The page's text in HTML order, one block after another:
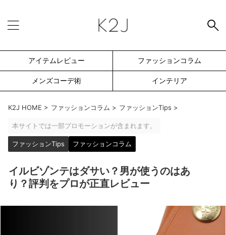
アイテムレビュー ファッションコラム
メンズコーデ術 インテリア
K2J HOME > ファッションコラム > ファッションTips >
本サイトでは一部プロモーションが含まれます。
ファッションTips ファッションコラム
イルビゾンテはダサい？男が使うのはあ
り？評判をプロが正直レビュー